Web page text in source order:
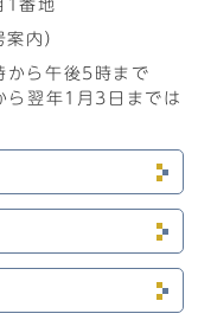
1番地
案内）
から午後5時まで
ら翌年1月3日までは